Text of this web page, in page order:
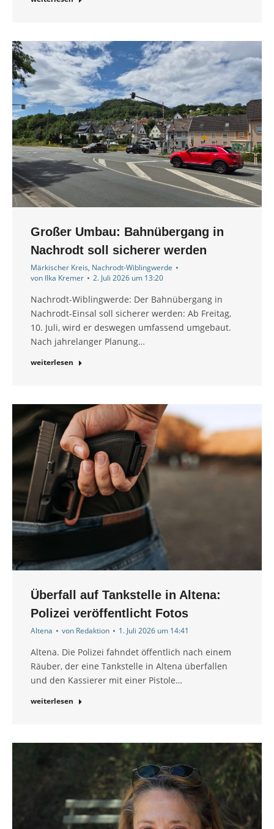
Großer Umbau: Bahnübergang in
Nachrodt soll sicherer werden
Märkischer Kreis, Nachrodt-Wiblingwerde
von Ilka Kremer 2. Juli 2026 um 13:20
Nachrodt-Wiblingwerde: Der Bahnübergang in
Nachrodt-Einsal soll sicherer werden: Ab Freitag,
10. Juli, wird er deswegen umfassend umgebaut.
Nach jahrelanger Planung…
weiterlesen
Überfall auf Tankstelle in Altena:
Polizei veröffentlicht Fotos
Altena von Redaktion 1. Juli 2026 um 14:41
Altena. Die Polizei fahndet öffentlich nach einem
Räuber, der eine Tankstelle in Altena überfallen
und den Kassierer mit einer Pistole…
weiterlesen